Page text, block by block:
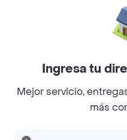
Sobre RappiIngresa tu
Mejor servicio,
más